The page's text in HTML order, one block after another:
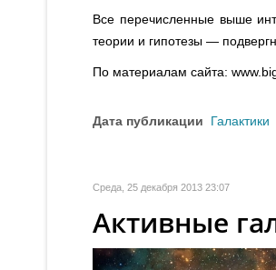
Все перечисленные выше
теории и гипотезы —
По материалам сайта:
Дата публикации Галактики
Среда, 25 декабря 2013 23:07
Активные